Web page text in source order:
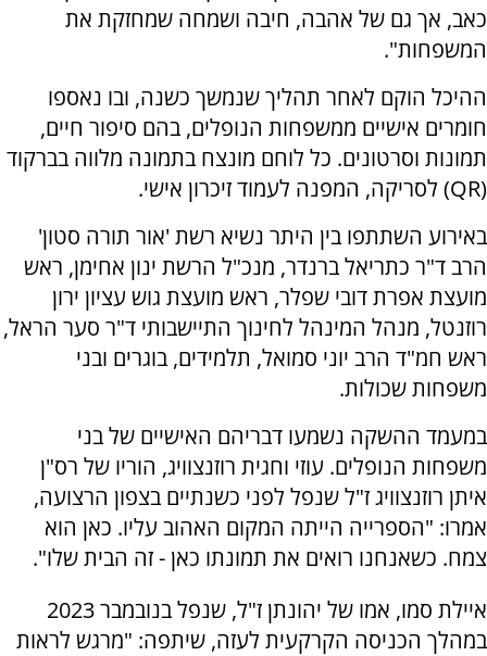
כאב, אך גם של אהבה, חיבה ושמחה שמחזקת את
המשפחות".
ההיכל הוקם לאחר תהליך שנמשך כשנה, ובו נאספו
חומרים אישיים ממשפחות הנופלים, בהם סיפור חיים,
תמונות וסרטונים. כל לוחם מונצח בתמונה מלווה בברקוד
(QR) לסריקה, המפנה לעמוד זיכרון אישי.
באירוע השתתפו בין היתר נשיא רשת 'אור תורה סטון'
הרב ד"ר כתריאל ברנדר, מנכ"ל הרשת ינון אחימן, ראש
מועצת אפרת דובי שפלר, ראש מועצת גוש עציון ירון
רוזנטל, מנהל המינהל לחינוך התיישבותי ד"ר סער הראל,
ראש חמ"ד הרב יוני סמואל, תלמידים, בוגרים ובני
משפחות שכולות.
במעמד ההשקה נשמעו דבריהם האישיים של בני
משפחות הנופלים. עוזי וחגית רוזנצוויג, הוריו של רס"ן
איתן רוזנצוויג ז"ל שנפל לפני כשנתיים בצפון הרצועה,
אמרו: "הספרייה הייתה המקום האהוב עליו. כאן הוא
צמח. כשאנחנו רואים את תמונתו כאן - זה הבית שלו".
איילת סמו, אמו של יהונתן ז"ל, שנפל בנובמבר 2023
במהלך הכניסה הקרקעית לעזה, שיתפה: "מרגש לראות